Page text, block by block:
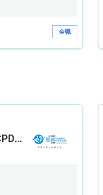
全職
司機 (編號：HCST/CPD/CTE)